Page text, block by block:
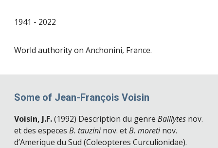
1941 - 2022
World authority onAnchonini, France.
Some of Jean-François Voisin
Voisin, J.F.(1992) Description du genreBaillytes nov.
et des especesB. tauzininov. etB. moretinov.
d’Amerique du Sud (Coleopteres Curculionidae).